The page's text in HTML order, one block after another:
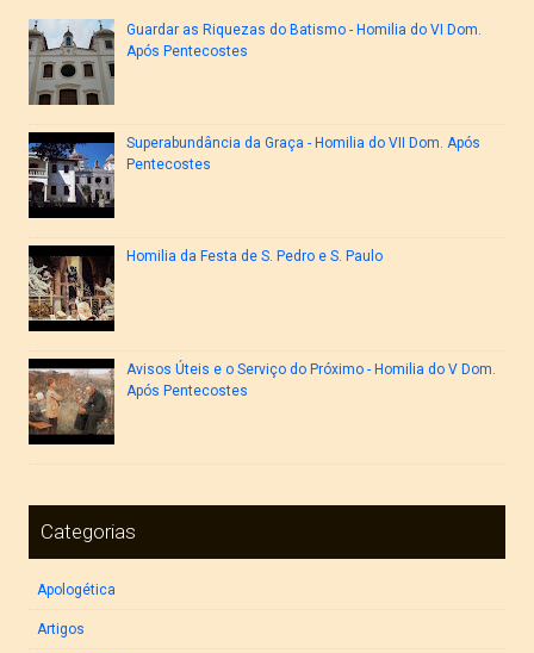
Guardar as Riquezas do Batismo - Homilia do VI Dom.
Após Pentecostes
Superabundância da Graça - Homilia do VII Dom. Após
Pentecostes
Homilia da Festa de S. Pedro e S. Paulo
Avisos Úteis e o Serviço do Próximo - Homilia do V Dom.
Após Pentecostes
Categorias
Apologética
Artigos